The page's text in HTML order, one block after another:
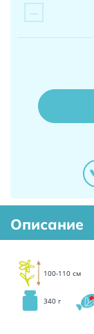
−
Описание
100-110 см
340 г